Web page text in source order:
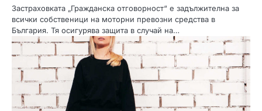
Застраховката „Гражданска отговорност“ е задължителна за
всички собственици на моторни превозни средства в
България. Тя осигурява защита в случай на…